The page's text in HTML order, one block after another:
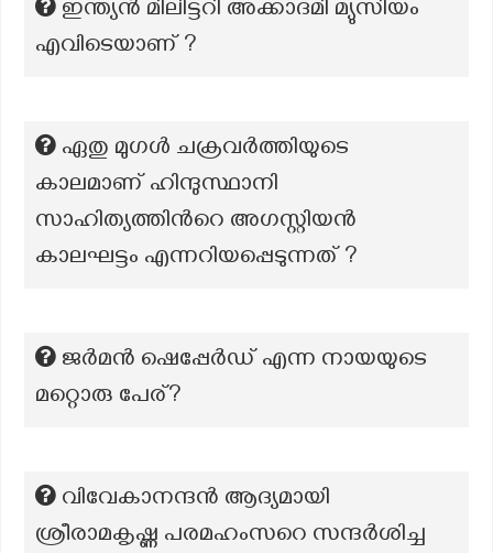
ഇന്ത്യൻ മിലിട്ടറി അക്കാദമി മ്യുസിയം
എവിടെയാണ് ?
ഏതു മുഗൾ ചക്രവർത്തിയുടെ
കാലമാണ് ഹിന്ദുസ്ഥാനി
സാഹിത്യത്തിൻറെ അഗസ്റ്റിയൻ
കാലഘട്ടം എന്നറിയപ്പെടുന്നത് ?
ജർമൻ ഷെപ്പേർഡ് എന്ന നായയുടെ
മറ്റൊരു പേര്?
വിവേകാനന്ദൻ ആദ്യമായി
ശ്രീരാമകൃഷ്ണ പരമഹംസറെ സന്ദർശിച്ച